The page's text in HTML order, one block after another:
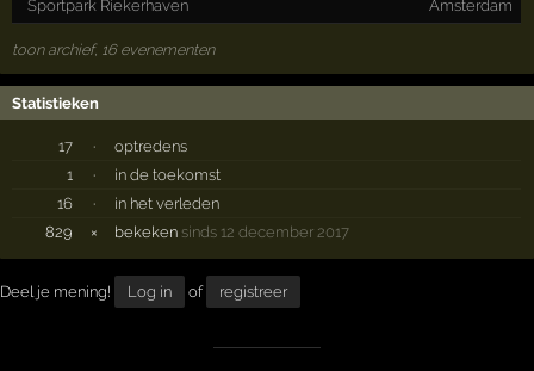
Sportpark Riekerhaven Amsterdam
toon archief, 16 evenementen
Statistieken
17 ·
optredens
1
·
in de toekomst
16
·
in het verleden
829
× bekeken sinds 12 december 2017
Deel je mening! Log in of registreer